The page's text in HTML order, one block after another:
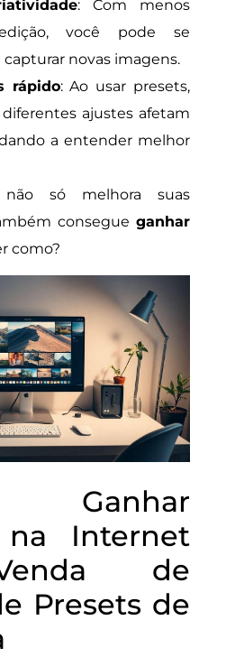
: Com menos
você pode se
novas imagens.
rápido: Ao usar presets,
ajustes afetam
a entender melhor
só melhora suas
consegue ganhar
como?
Ganhar
na Internet
de
Presets de